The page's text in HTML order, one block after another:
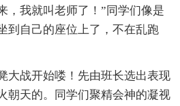
，我就叫老师了！”同学们像是
到自己的座位上了，不在乱跑
大战开始喽！先由班长选出表现
朝天的。同学们聚精会神的凝视